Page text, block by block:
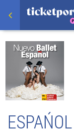
ESPAŃOL